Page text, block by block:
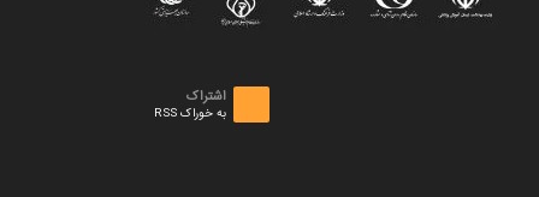
اشتراک
به خوراک RSS